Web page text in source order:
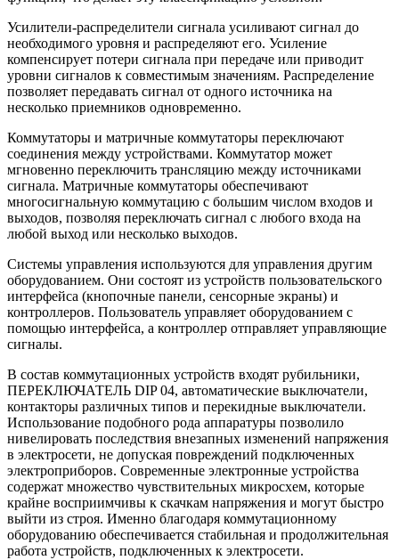
Усилители-распределители сигнала усиливают сигнал до
необходимого уровня и распределяют его. Усиление
компенсирует потери сигнала при передаче или приводит
уровни сигналов к совместимым значениям. Распределение
позволяет передавать сигнал от одного источника на
несколько приемников одновременно.
Коммутаторы и матричные коммутаторы переключают
соединения между устройствами. Коммутатор может
мгновенно переключить трансляцию между источниками
сигнала. Матричные коммутаторы обеспечивают
многосигнальную коммутацию с большим числом входов и
выходов, позволяя переключать сигнал с любого входа на
любой выход или несколько выходов.
Системы управления используются для управления другим
оборудованием. Они состоят из устройств пользовательского
интерфейса (кнопочные панели, сенсорные экраны) и
контроллеров. Пользователь управляет оборудованием с
помощью интерфейса, а контроллер отправляет управляющие
сигналы.
В состав коммутационных устройств входят рубильники,
ПЕРЕКЛЮЧАТЕЛЬ DIP 04, автоматические выключатели,
контакторы различных типов и перекидные выключатели.
Использование подобного рода аппаратуры позволило
нивелировать последствия внезапных изменений напряжения
в электросети, не допуская повреждений подключенных
электроприборов. Современные электронные устройства
содержат множество чувствительных микросхем, которые
крайне восприимчивы к скачкам напряжения и могут быстро
выйти из строя. Именно благодаря коммутационному
оборудованию обеспечивается стабильная и продолжительная
работа устройств, подключенных к электросети.